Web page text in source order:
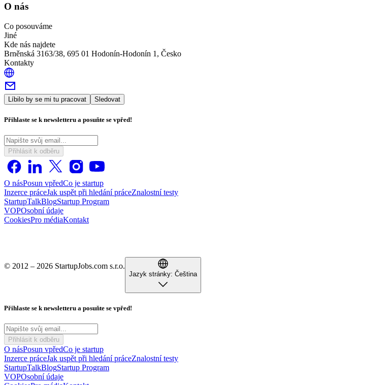
O nás
Co posouváme
Jiné
Kde nás najdete
Brněnská 3163/38, 695 01 Hodonín-Hodonín 1, Česko
Kontakty
Líbilo by se mi tu pracovat Sledovat
Přihlaste se k newsletteru a posuňte se vpřed!
Přihlásit k odběru
O násPosun vpředCo je startup
Inzerce práceJak uspět při hledání práceZnalostní testy
StartupTalkBlogStartup Program
VOPOsobní údaje
CookiesPro médiaKontakt
© 2012 – 2026 StartupJobs.com s.r.o.
Jazyk stránky: Čeština
Přihlaste se k newsletteru a posuňte se vpřed!
Přihlásit k odběru
O násPosun vpředCo je startup
Inzerce práceJak uspět při hledání práceZnalostní testy
StartupTalkBlogStartup Program
VOPOsobní údaje